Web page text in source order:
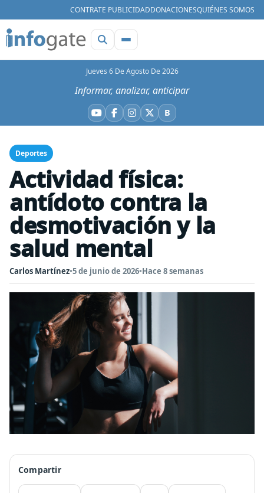
CONTRATE PUBLICIDADDONACIONESQUIÉNES SOMOS
Jueves 6 De Agosto De 2026
Informar, analizar, anticipar
YouTube
Facebook
Instagram
X BBluesky
Deportes
Actividad física:
antídoto contra la
desmotivación y la
salud mental
Carlos Martínez•5 de junio de 2026•Hace 8 semanas
Compartir